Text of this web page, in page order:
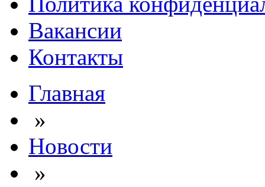
Вакансии
Контакты
Главная
»
Новости
»